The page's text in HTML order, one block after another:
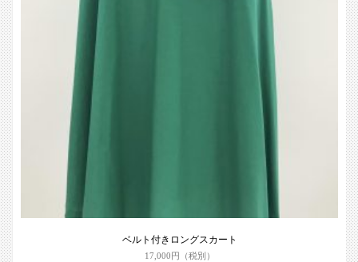
ベルト付きロングスカート
17,000円（税別）